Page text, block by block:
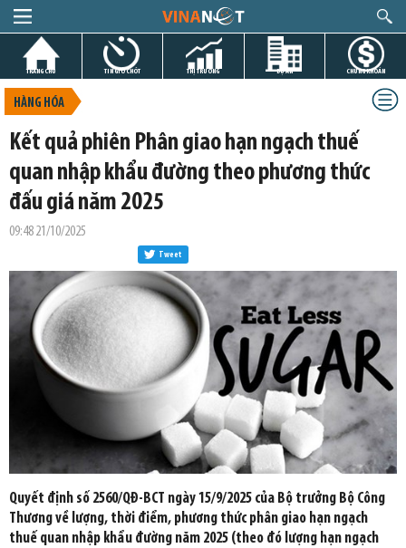
TRANG CHỦ TIN GIỜ CHÓT THỊ TRƯỜNG DỰ ÁN CHỨNG KHOÁN
HÀNG HÓA
Kết quả phiên Phân giao hạn ngạch thuế
quan nhập khẩu đường theo phương thức
đấu giá năm 2025
09:48 21/10/2025
Tweet
Quyết định số 2560/QĐ-BCT ngày 15/9/2025 của Bộ trưởng Bộ Công
Thương về lượng, thời điểm, phương thức phân giao hạn ngạch
thuế quan nhập khẩu đường năm 2025 (theo đó lượng hạn ngạch